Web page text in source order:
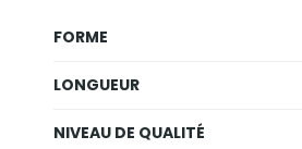
FORME
LONGUEUR
NIVEAU DE QUALITÉ